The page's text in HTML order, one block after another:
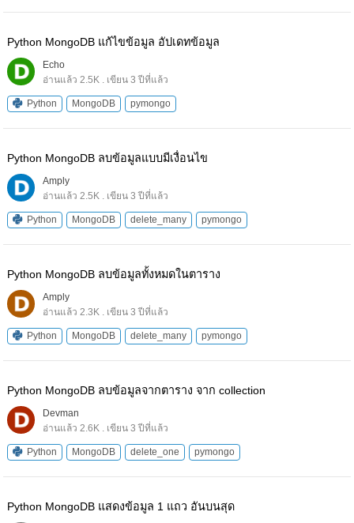
Python MongoDB แก้ไขข้อมูล อัปเดทข้อมูล
Echo
อ่านแล้ว 2.5K . เขียน 3 ปีที่แล้ว
Python MongoDB pymongo
Python MongoDB ลบข้อมูลแบบมีเงื่อนไข
Amply
อ่านแล้ว 2.5K . เขียน 3 ปีที่แล้ว
Python MongoDB delete_many pymongo
Python MongoDB ลบข้อมูลทั้งหมดในตาราง
Amply
อ่านแล้ว 2.3K . เขียน 3 ปีที่แล้ว
Python MongoDB delete_many pymongo
Python MongoDB ลบข้อมูลจากตาราง จาก collection
Devman
อ่านแล้ว 2.6K . เขียน 3 ปีที่แล้ว
Python MongoDB delete_one pymongo
Python MongoDB แสดงข้อมูล 1 แถว อันบนสุด